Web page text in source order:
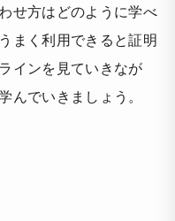
せ方はどのように学べ
まく利用できると証明
インを見ていきなが
んでいきましょう。